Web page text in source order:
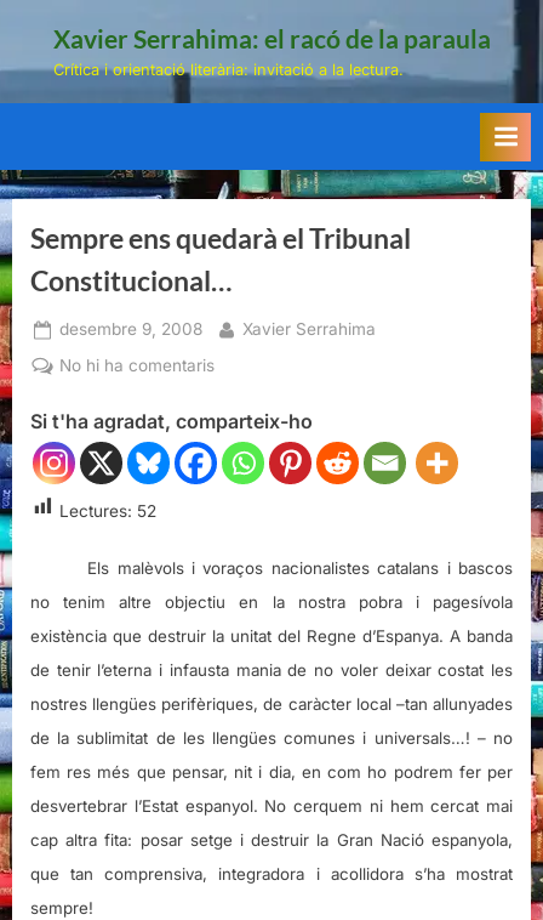
Xavier Serrahima: el racó de la paraula
Crítica i orientació literària: invitació a la lectura.
Sempre ens quedarà el Tribunal
Constitucional…
Posted
on
desembre 9, 2008 By
Xavier Serrahima
No hi ha comentarisa
ens
quedarà
el
Si t'ha agradat, comparteix-ho
Lectures: 52
Els malèvols i voraços nacionalistes catalans i bascos
no tenim altre objectiu en la nostra pobra i pagesívola
existència que destruir la unitat del Regne d’Espanya. A banda
de tenir l’eterna i infausta mania de no voler deixar costat les
nostres llengües perifèriques, de caràcter local –tan allunyades
de la sublimitat de les llengües comunes i universals…! – no
fem res més que pensar, nit i dia, en com ho podrem fer per
desvertebrar l’Estat espanyol. No cerquem ni hem cercat mai
cap altra fita: posar setge i destruir la Gran Nació espanyola,
que tan comprensiva, integradora i acollidora s’ha mostrat
sempre!